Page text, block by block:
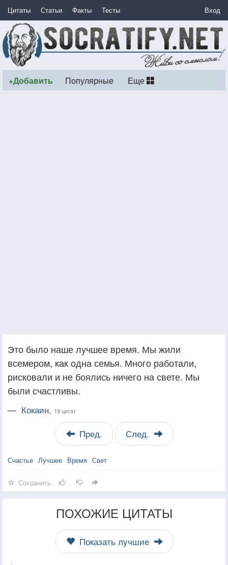
Цитаты Статьи Факты Тесты Вход
+Добавить Популярные Еще
Это было наше лучшее время. Мы жили
всемером, как одна семья. Много работали,
рисковали и не боялись ничего на свете. Мы
были счастливы.
— Кокаин, 19 цитат
Пред. След.
Счастье Лучшее Время Свет
Сохранить
ПОХОЖИЕ ЦИТАТЫ
Показать лучшие